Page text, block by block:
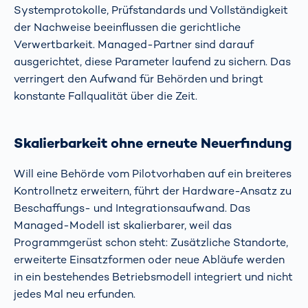
Systemprotokolle, Prüfstandards und Vollständigkeit
der Nachweise beeinflussen die gerichtliche
Verwertbarkeit. Managed-Partner sind darauf
ausgerichtet, diese Parameter laufend zu sichern. Das
verringert den Aufwand für Behörden und bringt
konstante Fallqualität über die Zeit.
Skalierbarkeit ohne erneute Neuerfindung
Will eine Behörde vom Pilotvorhaben auf ein breiteres
Kontrollnetz erweitern, führt der Hardware-Ansatz zu
Beschaffungs- und Integrationsaufwand. Das
Managed-Modell ist skalierbarer, weil das
Programmgerüst schon steht: Zusätzliche Standorte,
erweiterte Einsatzformen oder neue Abläufe werden
in ein bestehendes Betriebsmodell integriert und nicht
jedes Mal neu erfunden.